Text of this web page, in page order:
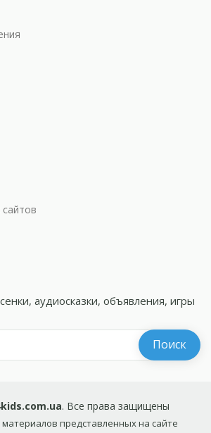
сайтов
аудиосказки, объявления, игры
. Все права защищены
представленных на сайте